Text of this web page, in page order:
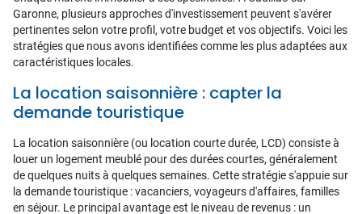
Garonne, plusieurs approches d'investissement peuvent s'avérer
pertinentes selon votre profil, votre budget et vos objectifs. Voici les
stratégies que nous avons identifiées comme les plus adaptées aux
caractéristiques locales.
La location saisonnière : capter la
demande touristique
La location saisonnière (ou location courte durée, LCD) consiste à
louer un logement meublé pour des durées courtes, généralement
de quelques nuits à quelques semaines. Cette stratégie s'appuie sur
la demande touristique : vacanciers, voyageurs d'affaires, familles
en séjour. Le principal avantage est le niveau de revenus : un